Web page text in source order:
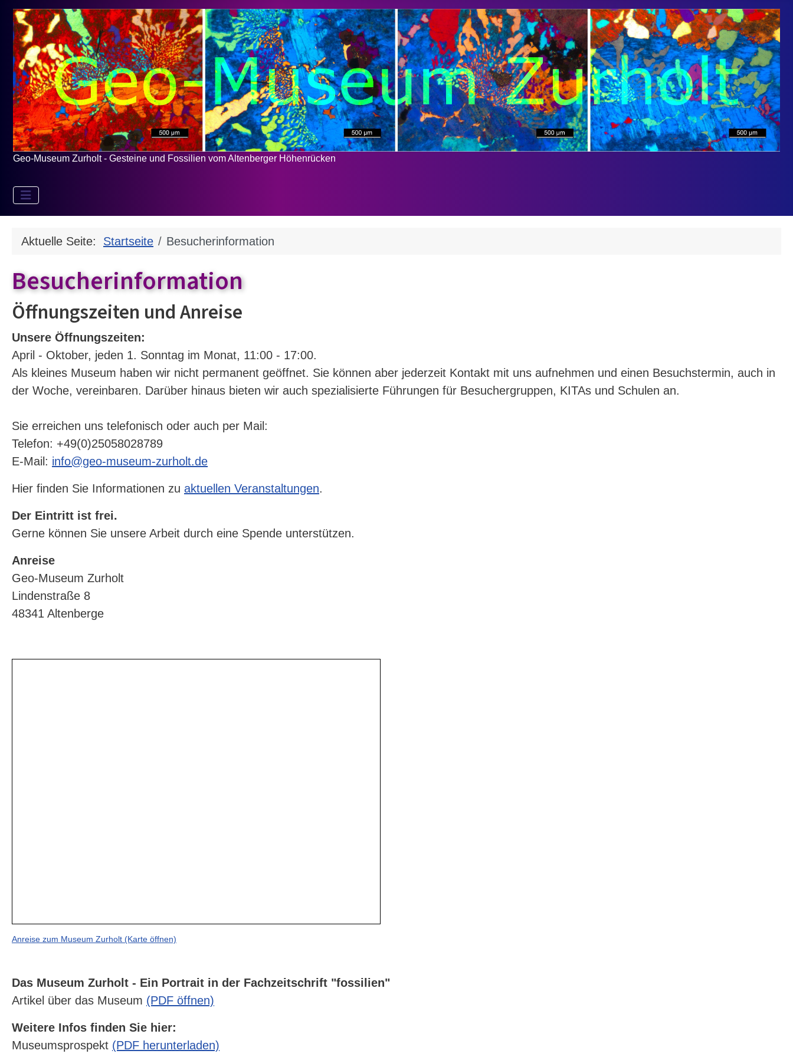
Geo-Museum Zurholt - Gesteine und Fossilien vom Altenberger Höhenrücken
Aktuelle Seite: Startseite Besucherinformation
Besucherinformation
Öffnungszeiten und Anreise
Unsere Öffnungszeiten:
April - Oktober, jeden 1. Sonntag im Monat, 11:00 - 17:00.
Als kleines Museum haben wir nicht permanent geöffnet. Sie können aber jederzeit Kontakt mit uns aufnehmen und einen Besuchstermin, auch in
der Woche, vereinbaren. Darüber hinaus bieten wir auch spezialisierte Führungen für Besuchergruppen, KITAs und Schulen an.
Sie erreichen uns telefonisch oder auch per Mail:
Telefon: +49(0)25058028789
E-Mail: info@geo-museum-zurholt.de
Hier finden Sie Informationen zu aktuellen Veranstaltungen.
Der Eintritt ist frei.
Gerne können Sie unsere Arbeit durch eine Spende unterstützen.
Anreise
Geo-Museum Zurholt
Lindenstraße 8
48341 Altenberge
Anreise zum Museum Zurholt (Karte öffnen)
Das Museum Zurholt - Ein Portrait in der Fachzeitschrift "fossilien"
Artikel über das Museum (PDF öffnen)
Weitere Infos finden Sie hier:
Museumsprospekt (PDF herunterladen)